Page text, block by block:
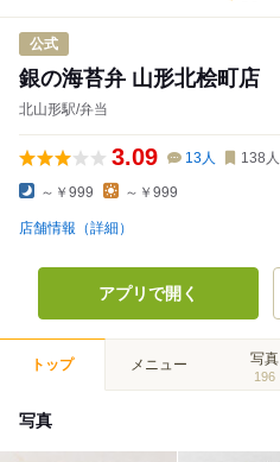
公式
銀の海苔弁 山形北桧町店
北山形駅/弁当
3.09 13人 138 人
～￥999 ～￥999
店舗情報（詳細）
アプリで開く
トップ メニュー 写真
196
写真